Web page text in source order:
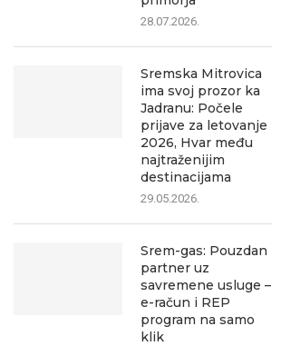
28.07.2026.
Sremska Mitrovica
ima svoj prozor ka
Jadranu: Počele
prijave za letovanje
2026, Hvar među
najtraženijim
destinacijama
29.05.2026.
Srem-gas: Pouzdan
partner uz
savremene usluge –
e-račun i REP
program na samo
klik